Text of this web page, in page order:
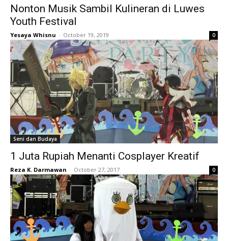
Nonton Musik Sambil Kulineran di Luwes
Youth Festival
Yesaya Whisnu - October 19, 2019 0
Seni dan Budaya
1 Juta Rupiah Menanti Cosplayer Kreatif
Reza K. Darmawan - October 27, 2017 0